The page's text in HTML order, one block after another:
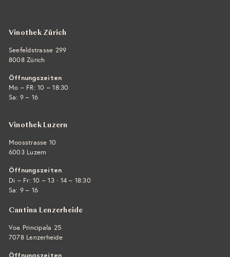
Vinothek Zürich
Seefeldstrasse 299
8008 Zürich
Öffnungszeiten
Mo – FR: 10 – 18:30
Sa: 9 – 16
Vinothek Luzern
Moosstrasse 10
6003 Luzern
Öffnungszeiten
Di – Fr: 10 – 13 · 14 – 18:30
Sa: 9 – 16
Cantina Lenzerheide
Voa Principala 25
7078 Lenzerheide
Öffnungszeiten